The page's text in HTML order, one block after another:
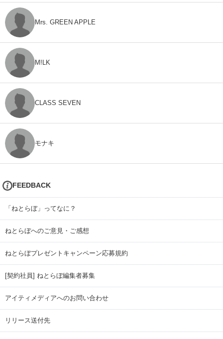
Mrs. GREEN APPLE
M!LK
CLASS SEVEN
モナキ
FEEDBACK
「ねとらぼ」ってなに？
ねとらぼへのご意見・ご感想
ねとらぼプレゼントキャンペーン応募規約
[契約社員] ねとらぼ編集者募集
アイティメディアへのお問い合わせ
リリース送付先